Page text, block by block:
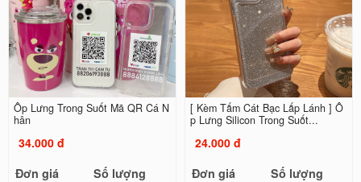
Ốp Lưng Trong Suốt Mã QR Cá N
hân
34.000 đ
Đơn giá
Số lượng
[ Kèm Tấm Cát Bạc Lấp Lánh ] Ố
p Lưng Silicon Trong Suốt...
24.000 đ
Đơn giá
Số lượng